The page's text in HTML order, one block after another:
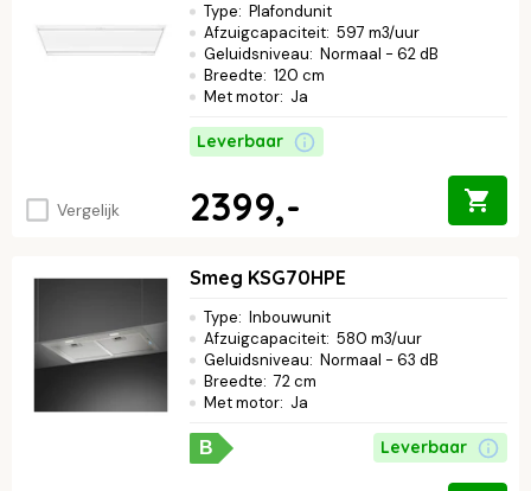
Vergelijk
Type: Plafondunit
Afzuigcapaciteit: 597 m3/uur
Geluidsniveau: Normaal - 62 dB
Breedte: 120 cm
Met motor: Ja
Leverbaar
2399,-
Smeg KSG70HPE
Type: Inbouwunit
Afzuigcapaciteit: 580 m3/uur
Geluidsniveau: Normaal - 63 dB
Breedte: 72 cm
Met motor: Ja
B Leverbaar